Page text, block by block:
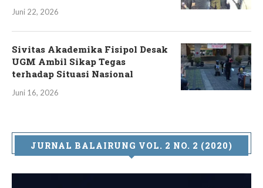
Juni 22, 2026
Sivitas Akademika Fisipol Desak
UGM Ambil Sikap Tegas
terhadap Situasi Nasional
Juni 16, 2026
JURNAL BALAIRUNG VOL. 2 NO. 2 (2020)